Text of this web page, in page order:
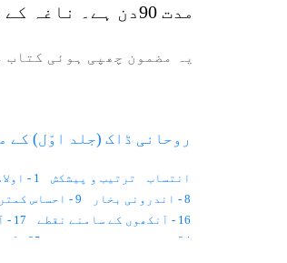
مدت 90دن ہے۔ ناغہ کے دن بعد میں پورے کر لیں۔
یہ مضمون چھپی ہوئی کتاب
روحانی ڈاک (جلد اوّل) کے
انتساب ترتیب و پیشکش 1 - اولاد نہیں ہوتی
8 - اندرونی بخار
9 - احساس کمتری
16 - آنکھوں کے سامنے نقطے
17 - آنکھ میں آنسو
24 - اسلامی لباس کا تصور
25 - آرزو